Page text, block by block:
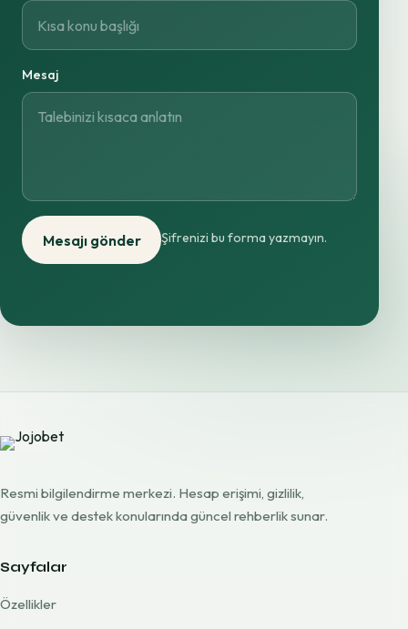
Mesaj
Mesajı gönder Şifrenizi bu forma yazmayın.
Resmi bilgilendirme merkezi. Hesap erişimi, gizlilik,
güvenlik ve destek konularında güncel rehberlik sunar.
Sayfalar
Özellikler